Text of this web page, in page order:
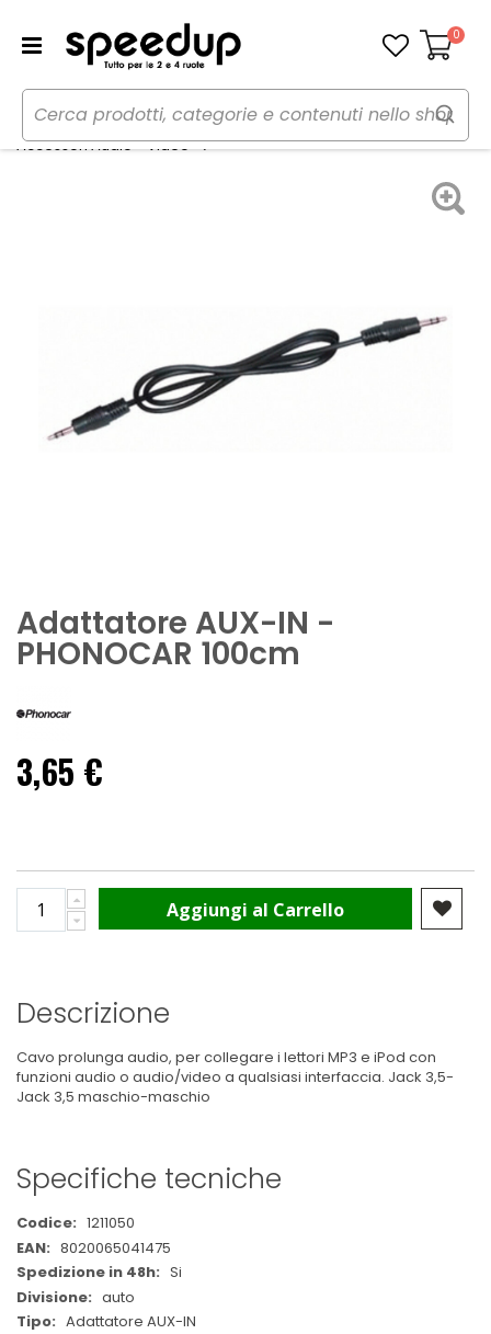
Carrello
0
Home Auto
Audio elettronica mobile
Accessori Audio - Video
Adattatore AUX-IN - PHONOCAR
Adattatore AUX-IN -
PHONOCAR 100cm
3,65 €
Aggiungi al Carrello
Descrizione
Cavo prolunga audio, per collegare i lettori MP3 e iPod con
funzioni audio o audio/video a qualsiasi interfaccia. Jack 3,5-
Jack 3,5 maschio-maschio
Specifiche tecniche
Maggiori
Informazioni
1211050
8020065041475
Si
auto
Adattatore AUX-IN